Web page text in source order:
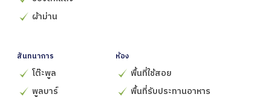
ผ้าม่าน
สันทนาการ
โต๊ะพูล
พูลบาร์
ห้อง
พื้นที่ใช้สอย
พื้นที่รับประทานอาหาร